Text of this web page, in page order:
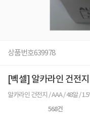
상품번호639978
[벡셀] 알카라인 건전
알카라인 건전지 / AAA / 48알 /
568건